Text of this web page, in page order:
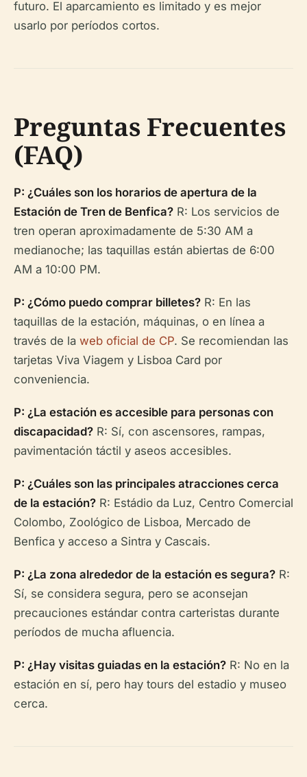
futuro. El aparcamiento es limitado y es mejor
usarlo por períodos cortos.
Preguntas Frecuentes
(FAQ)
P: ¿Cuáles son los horarios de apertura de la
Estación de Tren de Benfica? R: Los servicios de
tren operan aproximadamente de 5:30 AM a
medianoche; las taquillas están abiertas de 6:00
AM a 10:00 PM.
P: ¿Cómo puedo comprar billetes? R: En las
taquillas de la estación, máquinas, o en línea a
través de la web oficial de CP. Se recomiendan las
tarjetas Viva Viagem y Lisboa Card por
conveniencia.
P: ¿La estación es accesible para personas con
discapacidad? R: Sí, con ascensores, rampas,
pavimentación táctil y aseos accesibles.
P: ¿Cuáles son las principales atracciones cerca
de la estación? R: Estádio da Luz, Centro Comercial
Colombo, Zoológico de Lisboa, Mercado de
Benfica y acceso a Sintra y Cascais.
P: ¿La zona alrededor de la estación es segura? R:
Sí, se considera segura, pero se aconsejan
precauciones estándar contra carteristas durante
períodos de mucha afluencia.
P: ¿Hay visitas guiadas en la estación? R: No en la
estación en sí, pero hay tours del estadio y museo
cerca.